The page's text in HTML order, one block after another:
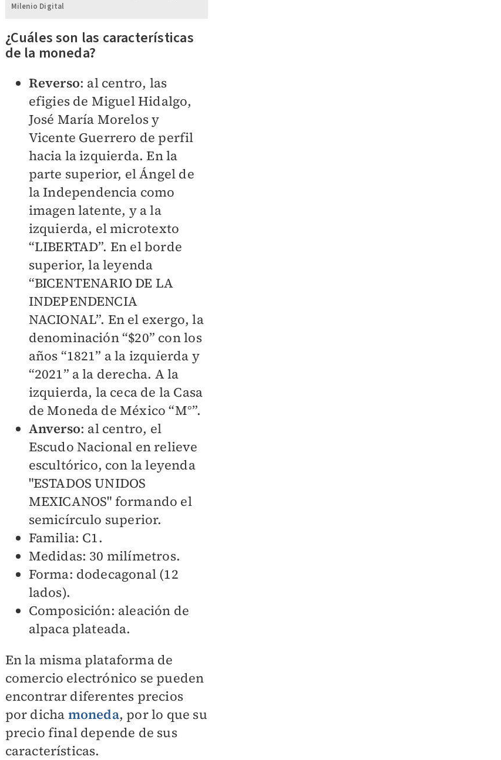
Milenio Digital
¿Cuáles son las características
de la moneda?
Reverso: al centro, las
efigies de Miguel Hidalgo,
José María Morelos y
Vicente Guerrero de perfil
hacia la izquierda. En la
parte superior, el Ángel de
la Independencia como
imagen latente, y a la
izquierda, el microtexto
“LIBERTAD”. En el borde
superior, la leyenda
“BICENTENARIO DE LA
INDEPENDENCIA
NACIONAL”. En el exergo, la
denominación “$20” con los
años “1821” a la izquierda y
“2021” a la derecha. A la
izquierda, la ceca de la Casa
de Moneda de México “M°”.
Anverso: al centro, el
Escudo Nacional en relieve
escultórico, con la leyenda
"ESTADOS UNIDOS
MEXICANOS" formando el
semicírculo superior.
Familia: C1.
Medidas: 30 milímetros.
Forma: dodecagonal (12
lados).
Composición: aleación de
alpaca plateada.
En la misma plataforma de
comercio electrónico se pueden
encontrar diferentes precios
por dicha moneda, por lo que su
precio final depende de sus
características.